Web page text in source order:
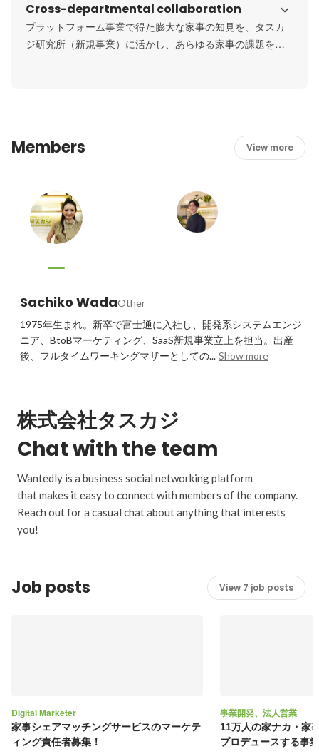
Cross-departmental collaboration
プラットフォーム事業で得た膨大な家事の知見を、タスカ
ジ研究所（新規事業）に活かし、あらゆる家事の課題を解
Members View more
Sachiko WadaOther
1975年生まれ。新卒で富士通に入社し、開発系システムエンジ
ニア、BtoBマーケティング、SaaS新規事業立上を担当。出産
後、フルタイムワーキングマザーとしての... Show more
株式会社タスカジ
Chat with the team
Wantedly is a business social networking platform
that makes it easy to connect with members of the company.
Reach out for a casual chat about anything that interests
you!
Job posts View 7 job posts
Digital Marketer
家事シェアマッチングサービスのマーケテ
ィング責任者募集！
事業開発、法人営業
11万人の家ナカ・家
プロデュースする事